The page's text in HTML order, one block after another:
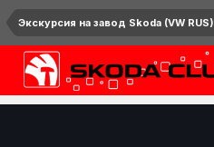
Экскурсия на завод Skoda (VW RUS)